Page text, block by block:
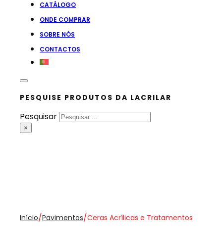
CATÁLOGO
ONDE COMPRAR
SOBRE NÓS
CONTACTOS
PESQUISE PRODUTOS DA LACRILAR
Pesquisar
×
Início/Pavimentos/Ceras Acrílicas e Tratamentos